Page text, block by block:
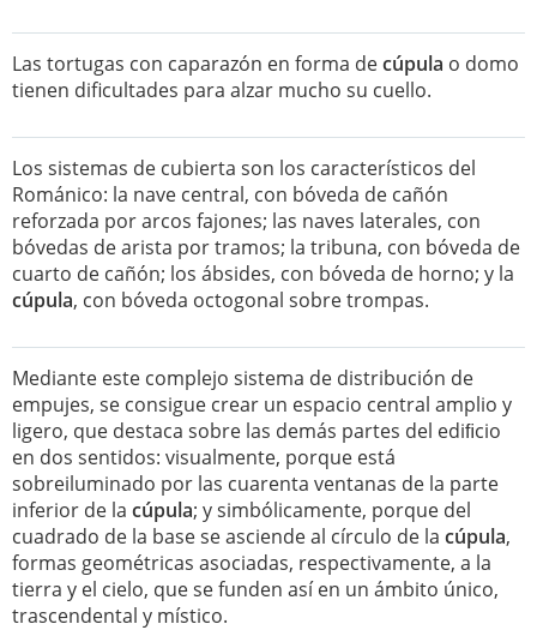
Las tortugas con caparazón en forma decúpula o domo
tienen dificultades para alzar mucho su cuello.
Los sistemas de cubierta son los característicos del
Románico: la nave central, con bóveda de cañón
reforzada por arcos fajones; las naves laterales, con
bóvedas de arista por tramos; la tribuna, con bóveda de
cuarto de cañón; los ábsides, con bóveda de horno; y la
cúpula, con bóveda octogonal sobre trompas.
Mediante este complejo sistema de distribución de
empujes, se consigue crear un espacio central amplio y
ligero, que destaca sobre las demás partes del ediﬁcio
en dos sentidos: visualmente, porque está
sobreiluminado por las cuarenta ventanas de la parte
inferior de la cúpula; y simbólicamente, porque del
cuadrado de la base se asciende al círculo de la cúpula,
formas geométricas asociadas, respectivamente, a la
tierra y el cielo, que se funden así en un ámbito único,
trascendental y místico.